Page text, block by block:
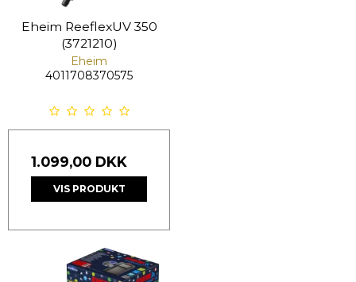
Eheim ReeflexUV 350
(3721210)
Eheim
4011708370575
1.099,00 DKK
VIS PRODUKT